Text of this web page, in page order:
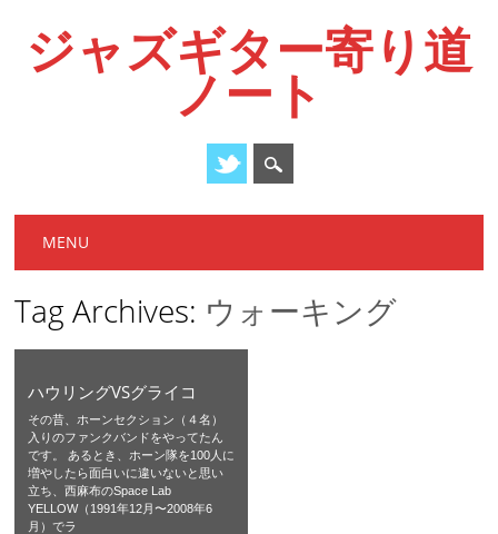
ジャズギター寄り道
ノート
Main menu
MENU
Tag Archives: ウォーキング
ハウリングVSグライコ
その昔、ホーンセクション（４名）
入りのファンクバンドをやってたん
です。 あるとき、ホーン隊を100人に
増やしたら面白いに違いないと思い
立ち、西麻布のSpace Lab
YELLOW（1991年12月〜2008年6
月）でラ